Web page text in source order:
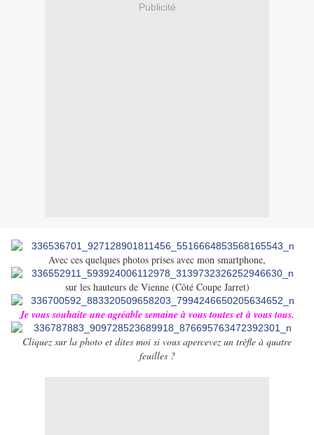
Publicité
Avec ces quelques photos prises avec mon smartphone,
sur les hauteurs de Vienne (Côté Coupe Jarret)
Je vous souhaite une agréable semaine à vous toutes et à vous tous.
Cliquez sur la photo et dites moi si vous apercevez un trèfle à quatre
feuilles ?